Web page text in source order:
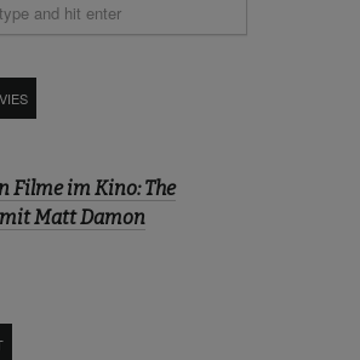
Filme im Kino: The
Matt Damon